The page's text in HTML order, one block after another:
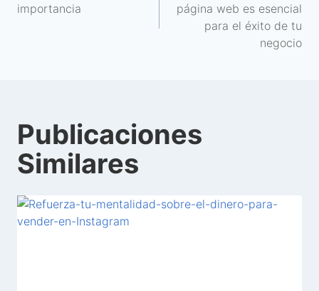
importancia
página web es esencial
para el éxito de tu
negocio
Publicaciones
Similares